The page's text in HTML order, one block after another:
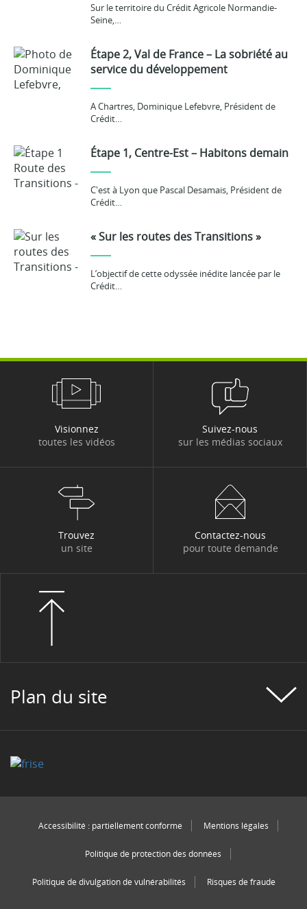
Sur le territoire du Crédit Agricole Normandie-
Seine,…
Étape 2, Val de France – La sobriété au
service du développement
A Chartres, Dominique Lefebvre, Président de
Crédit…
Étape 1, Centre-Est – Habitons demain
C'est à Lyon que Pascal Desamais, Président de
Crédit…
« Sur les routes des Transitions »
L’objectif de cette odyssée inédite lancée par le
Crédit…
Visionnez
toutes les vidéos
Suivez-nous
sur les médias sociaux
Trouvez
un site
Contactez-nous
pour toute demande
Plan du site
Accessibilité : partiellement conforme Mentions légales
Politique de protection des données
Politique de divulgation de vulnérabilités Risques de fraude